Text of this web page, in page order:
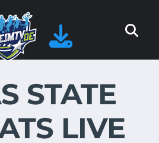
STATE
LIVE